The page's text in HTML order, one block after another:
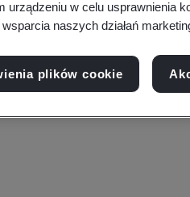
urządzeniu w celu usprawnienia
naszych działań
plików cookie